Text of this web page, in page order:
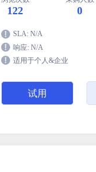
122 0
SLA: N/A
响应: N/A
适用于个人&企业
试用